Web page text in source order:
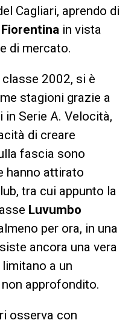
Cagliari, aprendo di
in vista
di mercato.
classe 2002, si è
stagioni grazie a
Serie A. Velocità,
di creare
fascia sono
hanno attirato
tra cui appunto la
Luvumbo
per ora, in una
ancora una vera
a un
approfondito.
osserva con